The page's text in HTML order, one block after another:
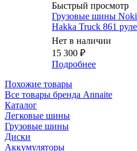
Быстрый просмотр
Грузовые шины
Hakka Truck 861
Нет в наличии
15 300 ₽
Подробнее
Похожие товары
Все товары бренда Annaite
Каталог
Легковые шины
Грузовые шины
Диски
Аккумуляторы